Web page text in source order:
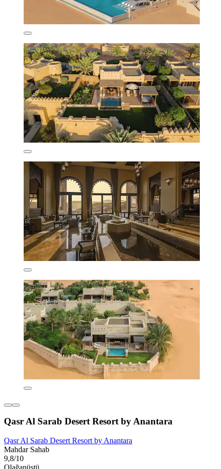
Qasr Al Sarab Desert Resort by Anantara
Qasr Al Sarab Desert Resort by Anantara
Mahdar Sahab
9,8/10